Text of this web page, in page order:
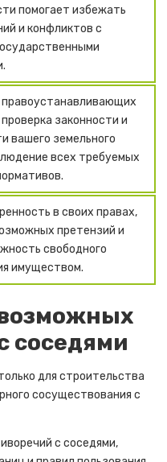
помогает избежать
и конфликтов с
законности и
вашего земельного
всех требуемых
в своих правах,
претензий и
свободного
имуществом.
соседями
для строительства
сосуществования с
с соседями,